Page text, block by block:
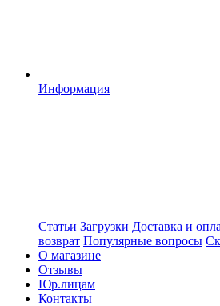
Информация
Статьи Загрузки Доставка и
возврат Популярные вопросы
О магазине
Отзывы
Юр.лицам
Контакты